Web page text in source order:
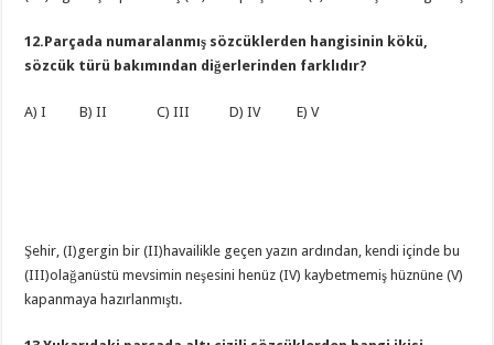
12.Parçada numaralanmış sözcüklerden hangisinin kökü,
sözcük türü bakımından diğerlerinden farklıdır?
A) I B) II C) III D) IV E) V
Şehir, (I)gergin bir (II)havailikle geçen yazın ardından, kendi içinde bu
(III)olağanüstü mevsimin neşesini henüz (IV) kaybetmemiş hüznüne (V)
kapanmaya hazırlanmıştı.